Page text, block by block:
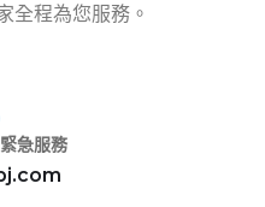
全程為您服務。
急服務